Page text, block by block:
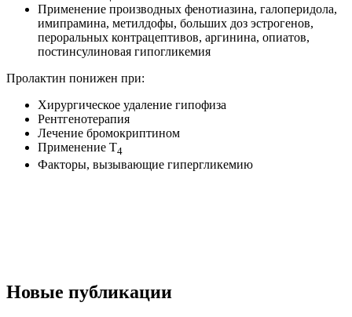
Применение производных фенотиазина, галоперидола,
имипрамина, метилдофы, больших доз эстрогенов,
пероральных контрацептивов, аргинина, опиатов,
постинсулиновая гипогликемия
Пролактин понижен при:
Хирургическое удаление гипофиза
Рентгенотерапия
Лечение бромокриптином
Применение T4
Факторы, вызывающие гипергликемию
Новые публикации